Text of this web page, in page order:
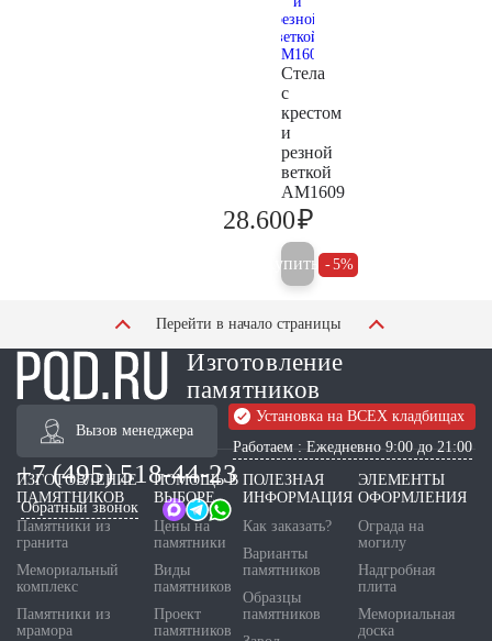
Стела
с
крестом
и
резной
веткой
AM1609
28.600₽
Купить 5%
Перейти в начало страницы
Изготовление
памятников
Вызов менеджера
Установка на ВСЕХ кладбищах
Работаем : Ежедневно 9:00 до 21:00
+7 (495) 518-44-23
Обратный звонок
ИЗГОТОВЛЕНИЕ
ПАМЯТНИКОВ
Памятники из
гранита
Мемориальный
комплекс
Памятники из
мрамора
ПОМОЩЬ В
ВЫБОРЕ
Цены на
памятники
Виды
памятников
Проект
памятников
ПОЛЕЗНАЯ
ИНФОРМАЦИЯ
Как заказать?
Варианты
памятников
Образцы
памятников
ЭЛЕМЕНТЫ
ОФОРМЛЕНИЯ
Ограда на
могилу
Надгробная
плита
Мемориальная
доска